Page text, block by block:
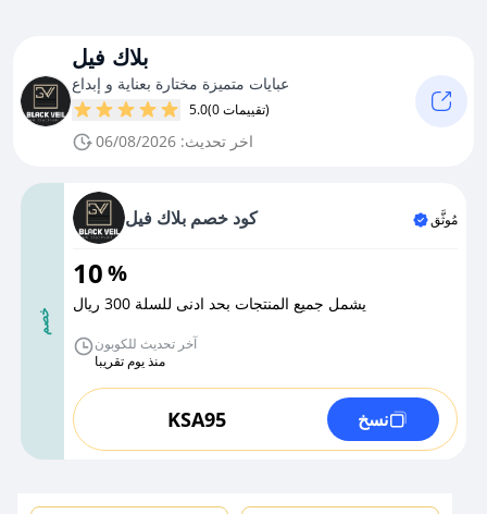
بلاك فيل
عبايات متميزة مختارة بعناية و إبداع
5.0 (0 تقييمات)
اخر تحديث: 06/08/2026
خصم
كود خصم بلاك فيل مُوثَّق
10%
يشمل جميع المنتجات بحد ادنى للسلة 300 ريال
آخر تحديث للكوبون
منذ يوم تقريبا
KSA95 نسخ